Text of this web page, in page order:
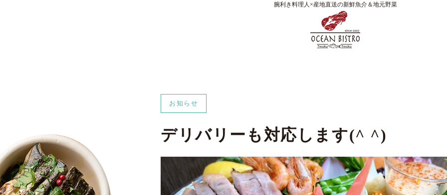
腕利き料理人×産地直送の新鮮魚介＆地元野菜
お知らせ
デリバリーも対応します(^ ^)